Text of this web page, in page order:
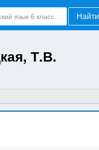
Найти
Т.В.